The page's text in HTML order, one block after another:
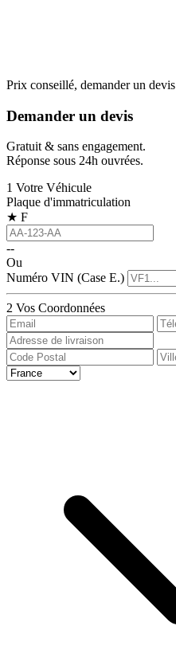
Prix conseillé, demander un devis
Demander un devis
Gratuit & sans engagement.
Réponse sous 24h ouvrées.
1 Votre Véhicule
Plaque d'immatriculation
★ F
--
Ou
Numéro VIN (Case E.)
2 Vos Coordonnées